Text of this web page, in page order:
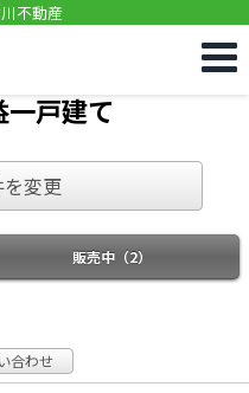
不動産
戸建て
変更
販売中（2）
合わせ